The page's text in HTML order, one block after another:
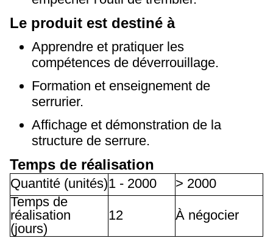
Le produit est destiné à
Apprendre et pratiquer les
compétences de déverrouillage.
Formation et enseignement de
serrurier.
Affichage et démonstration de la
structure de serrure.
Temps de réalisation
Quantité (unités)1 - 2000
> 2000
Temps de
réalisation
(jours)
12 À négocier